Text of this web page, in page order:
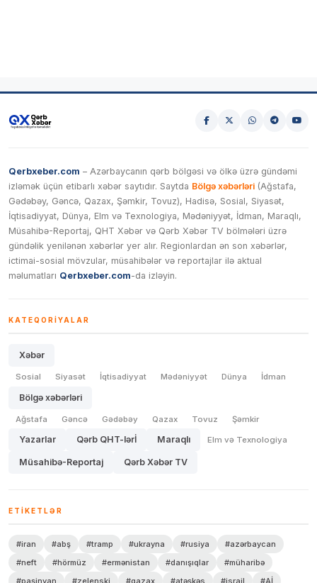
Qerbxeber.com – Azərbaycanın qərb bölgəsi və ölkə üzrə gündəmi
izləmək üçün etibarlı xəbər saytıdır. Saytda Bölgə xəbərləri (Ağstafa,
Gədəbəy, Gəncə, Qazax, Şəmkir, Tovuz), Hadisə, Sosial, Siyasət,
İqtisadiyyat, Dünya, Elm və Texnologiya, Mədəniyyət, İdman, Maraqlı,
Müsahibə-Reportaj, QHT Xəbər və Qərb Xəbər TV bölmələri üzrə
gündəlik yenilənən xəbərlər yer alır. Regionlardan ən son xəbərlər,
ictimai-sosial mövzular, müsahibələr və reportajlar ilə aktual
məlumatları Qerbxeber.com-da izləyin.
KATEQORIYALAR
Xəbər
Sosial Siyasət İqtisadiyyat Mədəniyyət Dünya İdman
Bölgə xəbərləri
Ağstafa Gəncə Gədəbəy Qazax Tovuz Şəmkir
Yazarlar Qərb QHT-lərİ Maraqlı Elm və Texnologiya
Müsahibə-Reportaj Qərb Xəbər TV
ETIKETLƏR
#iran #abş #tramp #ukrayna #rusiya
#azərbaycan
#neft
#hörmüz #ermənistan #danışıqlar
#müharibə